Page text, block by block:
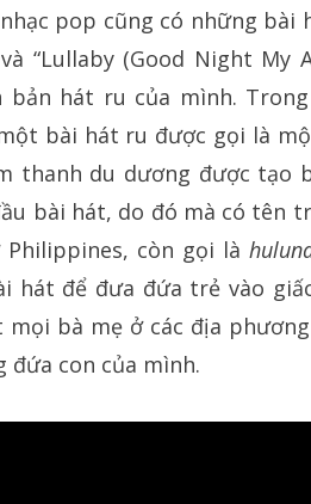
pop cũng có những bài
“Lullaby (Good Night My
bản hát ru của mình.
bài hát ru được gọi là
thanh du dương được tạo
bài hát, do đó mà có tên
còn gọi là
hát để đưa đứa trẻ vào
mọi bà mẹ ở các địa
đứa con của mình.